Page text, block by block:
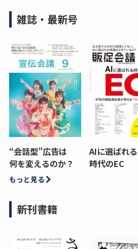
雑誌・最新号
“会話型”広告は
何を変えるのか？
AIに選ばれる
時代のEC
もっと見る
新刊書籍